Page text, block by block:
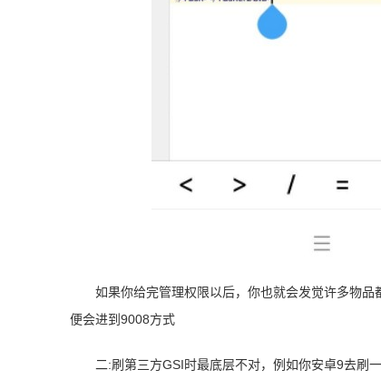
如果你给完管理权限以后，你也就会发觉许多物
便会进到9008方式
二:刷第三方GSI时最底层不对，例如你安卓9去刷